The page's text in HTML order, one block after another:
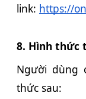
link: https://
8. Hình thức
Người dùng
thức sau: